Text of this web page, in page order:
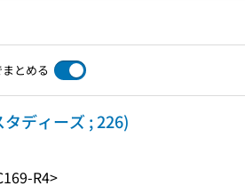
とめる
ディーズ ; 226)
R4>